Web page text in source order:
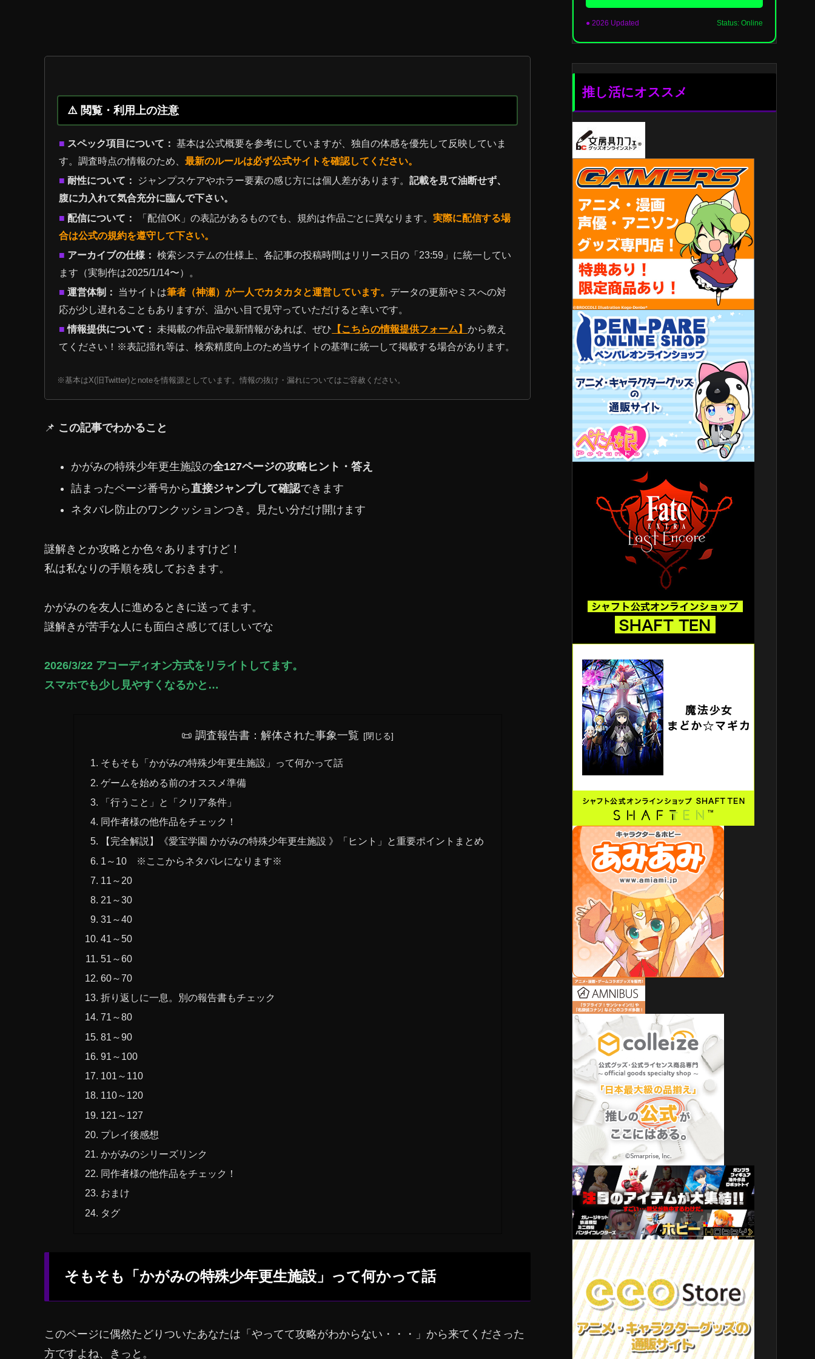
⚠️ 閲覧・利用上の注意
■ スペック項目について： 基本は公式概要を参考にしていますが、独自の体感を優先して反映していま
す。調査時点の情報のため、最新のルールは必ず公式サイトを確認してください。
■ 耐性について： ジャンプスケアやホラー要素の感じ方には個人差があります。記載を見て油断せず、
腹に力入れて気合充分に臨んで下さい。
■ 配信について： 「配信OK」の表記があるものでも、規約は作品ごとに異なります。実際に配信する場
合は公式の規約を遵守して下さい。
■ アーカイブの仕様： 検索システムの仕様上、各記事の投稿時間はリリース日の「23:59」に統一してい
ます（実制作は2025/1/14〜）。
■ 運営体制： 当サイトは筆者（神瀬）が一人でカタカタと運営しています。 データの更新やミスへの対
応が少し遅れることもありますが、温かい目で見守っていただけると幸いです。
■ 情報提供について： 未掲載の作品や最新情報があれば、ぜひ 【こちらの情報提供フォーム】から教え
てください！※表記揺れ等は、検索精度向上のため当サイトの基準に統一して掲載する場合があります。
※基本はX(旧Twitter)とnoteを情報源としています。情報の抜け・漏れについてはご容赦ください。
📌 この記事でわかること
かがみの特殊少年更生施設の全127ページの攻略ヒント・答え
詰まったページ番号から直接ジャンプして確認できます
ネタバレ防止のワンクッションつき。見たい分だけ開けます
謎解きとか攻略とか色々ありますけど！
私は私なりの手順を残しておきます。
かがみのを友人に進めるときに送ってます。
謎解きが苦手な人にも面白さ感じてほしいでな
2026/3/22 アコーディオン方式をリライトしてます。
スマホでも少し見やすくなるかと…
📜 調査報告書：解体された事象一覧
そもそも「かがみの特殊少年更生施設」って何かって話
ゲームを始める前のオススメ準備
「行うこと」と「クリア条件」
同作者様の他作品をチェック！
【完全解説】《愛宝学園 かがみの特殊少年更生施設 》「ヒント」と重要ポイントまとめ
1～10 ※ここからネタバレになります※
11～20
21～30
31～40
41～50
51～60
60～70
折り返しに一息。別の報告書もチェック
71～80
81～90
91～100
101～110
110～120
121～127
プレイ後感想
かがみのシリーズリンク
同作者様の他作品をチェック！
おまけ
タグ
そもそも「かがみの特殊少年更生施設」って何かって話
このページに偶然たどりついたあなたは「やってて攻略がわからない・・・」から来てくださった
方ですよね、きっと。
● 2026 Updated Status: Online
推し活にオススメ